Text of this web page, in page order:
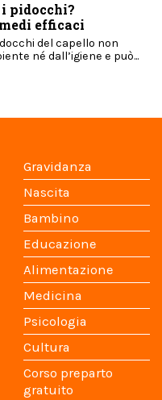
pidocchi?
efficaci
del capello non
né dall’igiene e può...
Gravidanza
Nascita
Bambino
Educazione
Alimentazione
Medicina
Psicologia
Cultura
Corso preparto
gratuito